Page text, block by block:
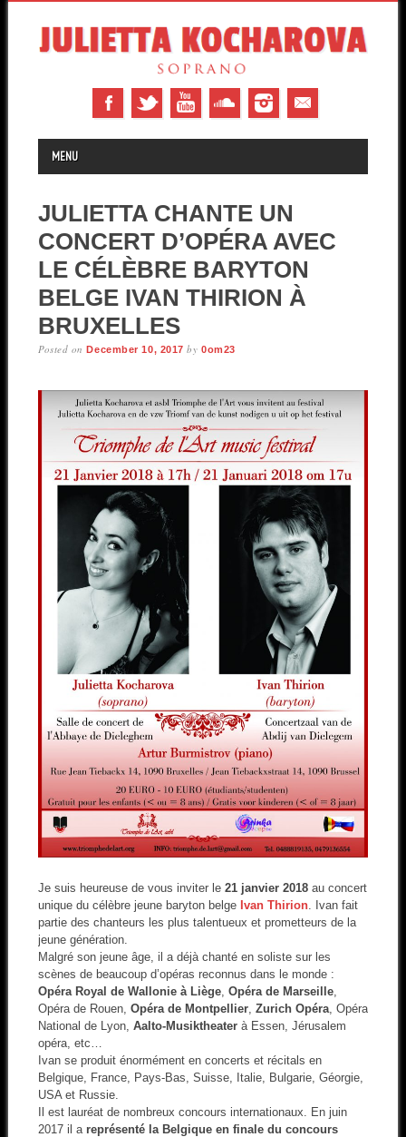
MAIN MENU
MENU
JULIETTA CHANTE UN
CONCERT D’OPÉRA AVEC
LE CÉLÈBRE BARYTON
BELGE IVAN THIRION À
BRUXELLES
Posted onDecember 10, 2017 by0om23
Je suis heureuse de vous inviter le 21 janvier 2018au concert
unique du célèbre jeune baryton belge Ivan Thirion. Ivan fait
partie des chanteurs les plus talentueux et prometteurs de la
jeune génération.
Malgré son jeune âge, il a déjà chanté en soliste sur les
scènes de beaucoup d’opéras reconnus dans le monde :
Opéra Royal de Wallonie à Liège, Opéra de Marseille,
Opéra de Rouen, Opéra de Montpellier, Zurich Opéra, Opéra
National de Lyon, Aalto-Musiktheaterà Essen, Jérusalem
opéra, etc…
Ivan se produit énormément en concerts et récitals en
Belgique, France, Pays-Bas, Suisse, Italie, Bulgarie, Géorgie,
USA et Russie.
Il est lauréat de nombreux concours internationaux. En juin
2017 il a représenté la Belgique en finale du concours